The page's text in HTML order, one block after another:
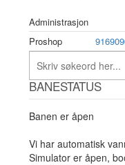
Administrasjon
Proshop
BANESTATUS
Banen er åpen
Vi har automatisk
Simulator er åpen,